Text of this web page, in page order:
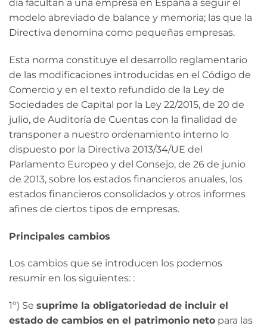
día facultan a una empresa en España a seguir el
modelo abreviado de balance y memoria; las que la
Directiva denomina como pequeñas empresas.
Esta norma constituye el desarrollo reglamentario
de las modificaciones introducidas en el Código de
Comercio y en el texto refundido de la Ley de
Sociedades de Capital por la Ley 22/2015, de 20 de
julio, de Auditoría de Cuentas con la finalidad de
transponer a nuestro ordenamiento interno lo
dispuesto por la Directiva 2013/34/UE del
Parlamento Europeo y del Consejo, de 26 de junio
de 2013, sobre los estados financieros anuales, los
estados financieros consolidados y otros informes
afines de ciertos tipos de empresas.
Principales cambios
Los cambios que se introducen los podemos
resumir en los siguientes: :
1º) Se suprime la obligatoriedad de incluir el
estado de cambios en el patrimonio neto para las